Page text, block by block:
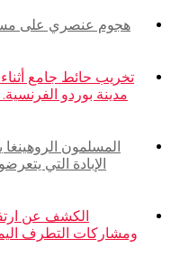
هجوم عنصري على
تخريب حائط جامع
المسلمون
الإبادة التي
الكشف عن
ومشاركات التطرف